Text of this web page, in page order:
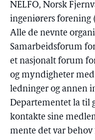
NELFO, Norsk
ingeniørers forening
Alle de nevnte
Samarbeidsforum
et nasjonalt forum
og myndigheter
ledninger og annen
Departementet la til
kontakte sine
mente det var behov